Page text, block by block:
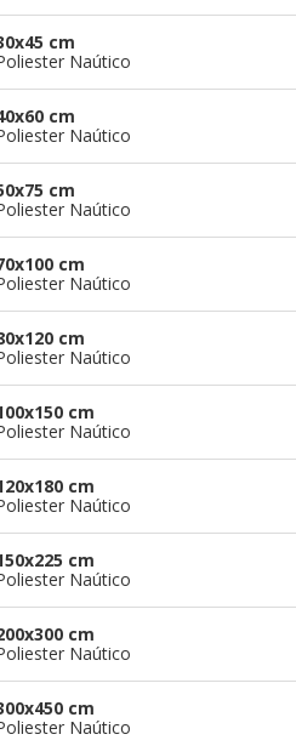
cm
Naútico
cm
Naútico
cm
Naútico
cm
Naútico
cm
Naútico
cm
Naútico
cm
Naútico
cm
Naútico
cm
Naútico
cm
Naútico